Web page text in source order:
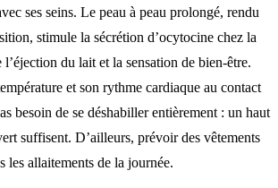
ses seins. Le peau à peau prolongé, rendu
stimule la sécrétion d’ocytocine chez la
du lait et la sensation de bien-être.
et son rythme cardiaque au contact
besoin de se déshabiller entièrement : un haut
suffisent. D’ailleurs, prévoir des vêtements
les allaitements de la journée.